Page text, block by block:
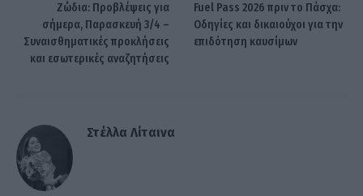
Ζώδια: Προβλέψεις για
σήμερα, Παρασκευή 3/4 –
Συναισθηματικές προκλήσεις
και εσωτερικές αναζητήσεις
Fuel Pass 2026 πριν το Πάσχα:
Οδηγίες και δικαιούχοι για την
επιδότηση καυσίμων
Στέλλα Λίταινα